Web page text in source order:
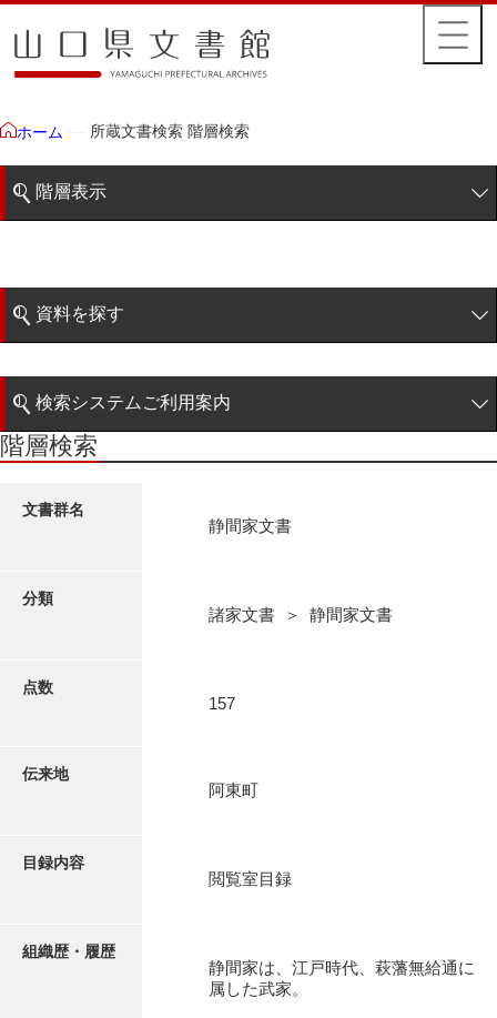
ホーム 所蔵文書検索 階層検索
階層表示
藩政文書
特定歴史公文書
諸家文書
荒瀬家文書（防府市）
資料を探す
階層検索
近代刊行写真帳類
検索システムご利用案内
検索システムの利用について
更新履歴
階層検索
文書群名
静間家文書
分類
諸家文書 ＞ 静間家文書
点数
157
伝来地
阿東町
目録内容
閲覧室目録
組織歴・履歴
静間家は、江戸時代、萩藩無給通に
属した武家。